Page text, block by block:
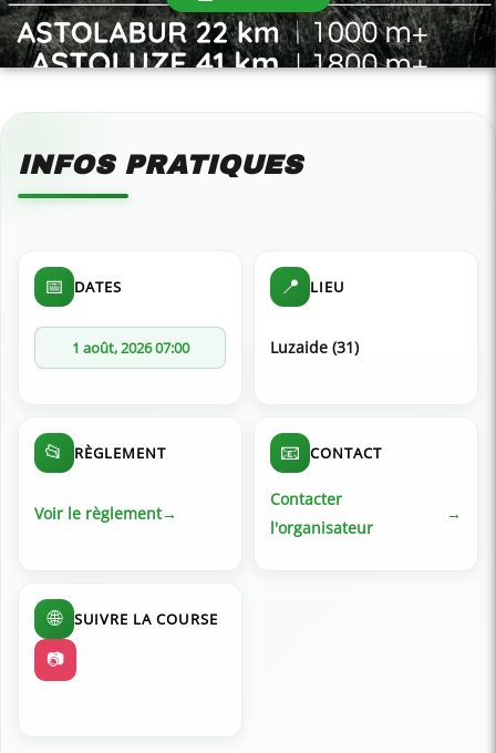
INFOS PRATIQUES
📅 DATES
1 août, 2026 07:00
📍 LIEU
Luzaide (31)
📂 RÈGLEMENT
Voir le règlement
📧 CONTACT
Contacter
l'organisateur
🌐 SUIVRE LA COURSE
📷